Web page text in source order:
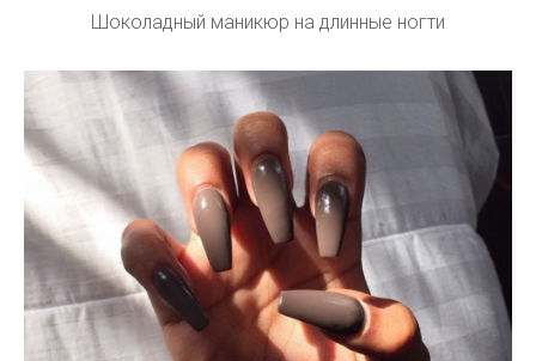
Шоколадный маникюр на длинные ногти